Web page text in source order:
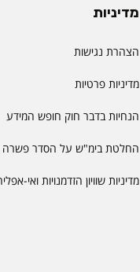
מדיניות
הצהרת נגישות
מדיניות פרטיות
הנחיות בדבר חוק חופש המידע
החלטת בימ"ש על הסדר פשרה
מדיניות שוויון הזדמנויות ואי-